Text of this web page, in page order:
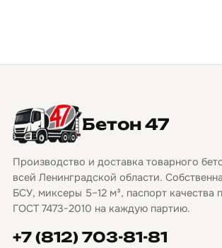
Бетон 47
Производство и доставка товарного
всей Ленинградской области.
БСУ, миксеры 5–12 м³, паспорт качества
ГОСТ 7473-2010 на каждую партию.
+7 (812) 703-81-81